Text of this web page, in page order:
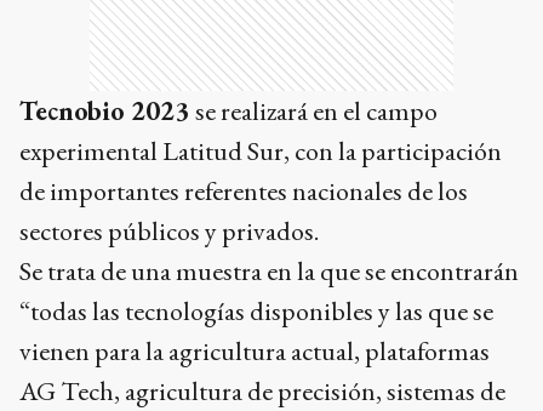
Tecnobio 2023 se realizará en el campo
experimental Latitud Sur, con la participación
de importantes referentes nacionales de los
sectores públicos y privados.
Se trata de una muestra en la que se encontrarán
“todas las tecnologías disponibles y las que se
vienen para la agricultura actual, plataformas
AG Tech, agricultura de precisión, sistemas de